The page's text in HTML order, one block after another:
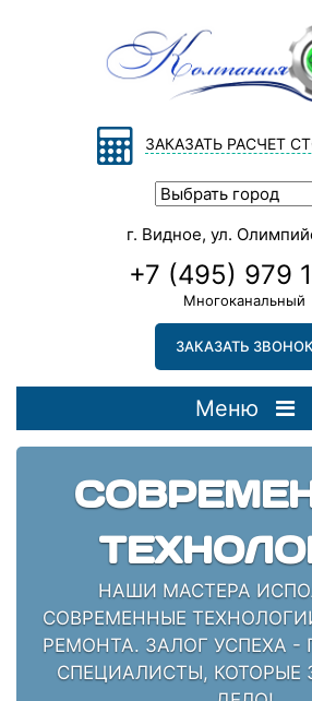
ЗАКАЗАТЬ РАСЧЕТ
г. Видное, ул.
+7 (495) 979
Многоканальный
ЗАКАЗАТЬ ЗВОНОК
Меню
НАШИ МАСТЕРА
СОВРЕМЕННЫЕ
РЕМОНТА. ЗАЛОГ УСПЕХА -
СПЕЦИАЛИСТЫ, КОТОРЫЕ